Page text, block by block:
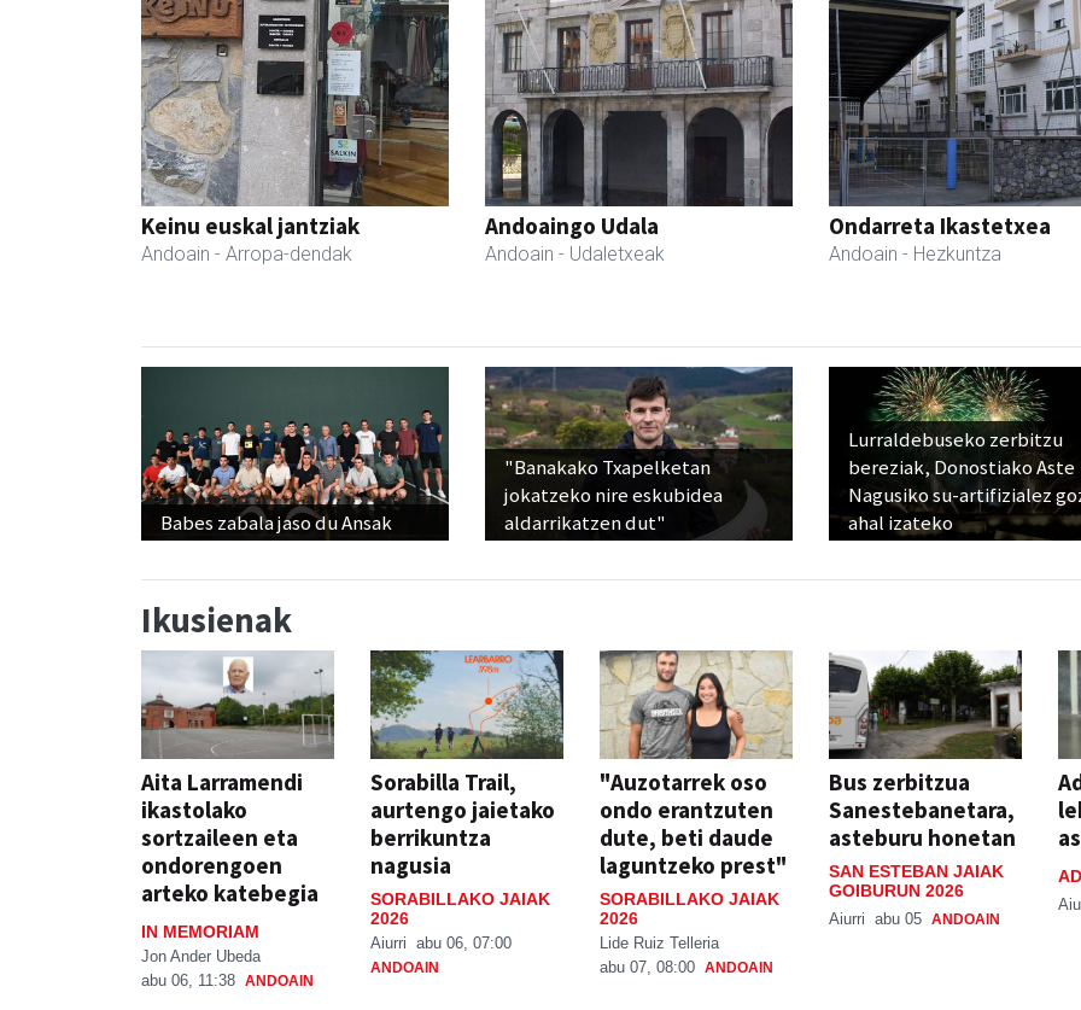
Keinu euskal jantziak
Andoain - Arropa-dendak
Andoaingo Udala
Andoain - Udaletxeak
Ondarreta Ikastetxea
Andoain - Hezkuntza
Babes zabala jaso du Ansak
"Banakako Txapelketan
jokatzeko nire eskubidea
aldarrikatzen dut"
Lurraldebuseko zerbitzu
bereziak, Donostiako Aste
Nagusiko su-artifizialez
ahal izateko
Ikusienak
Aita Larramendi
ikastolako
sortzaileen eta
ondorengoen
arteko katebegia
IN MEMORIAM
Jon Ander Ubeda
abu 06, 11:38 ANDOAIN
Sorabilla Trail,
aurtengo jaietako
berrikuntza
nagusia
SORABILLAKO JAIAK
2026
Aiurri abu 06, 07:00
ANDOAIN
"Auzotarrek oso
ondo erantzuten
dute, beti daude
laguntzeko prest"
SORABILLAKO JAIAK
2026
Lide Ruiz Telleria
abu 07, 08:00 ANDOAIN
Bus zerbitzua
Sanestebanetara,
asteburu honetan
SAN ESTEBAN JAIAK
GOIBURUN 2026
Aiurri abu 05 ANDOAIN